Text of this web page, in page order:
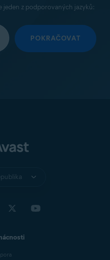
jeden z podporovaných jazyků:
POKRAČOVAT